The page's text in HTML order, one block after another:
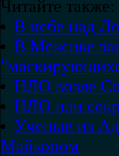
Читайте также:
В небе над
В Мексике
НЛО возле
НЛО или
Ученые из
Майкопом